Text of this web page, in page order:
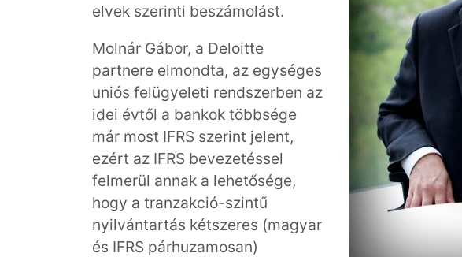
elvek szerinti beszámolást.
Molnár Gábor, a Deloitte
partnere elmondta, az egységes
uniós felügyeleti rendszerben az
idei évtől a bankok többsége
már most IFRS szerint jelent,
ezért az IFRS bevezetéssel
felmerül annak a lehetősége,
hogy a tranzakció-szintű
nyilvántartás kétszeres (magyar
és IFRS párhuzamosan)